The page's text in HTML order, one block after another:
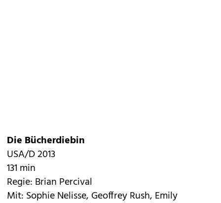
Die Bücherdiebin
USA/D 2013
131 min
Regie: Brian Percival
Mit: Sophie Nelisse, Geoffrey Rush, Emily